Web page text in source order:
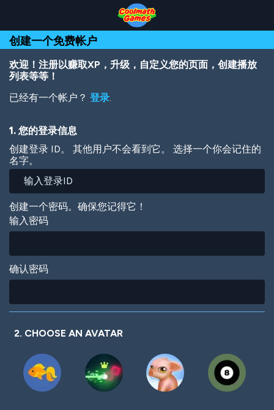
Top
of
Page
Navigation
Main
Content
Footer
到
主
要
内
容
创建一个免费帐户
欢迎！注册以赚取XP，升级，自定义您的页面，创建播放
列表等等！
已经有一个帐户？ 登录.
1. 您的登录信息
创建登录 ID。 其他用户不会看到它。 选择一个你会记住的
名字。
创建一个密码。确保您记得它！
输入密码
确认密码
2. CHOOSE AN AVATAR